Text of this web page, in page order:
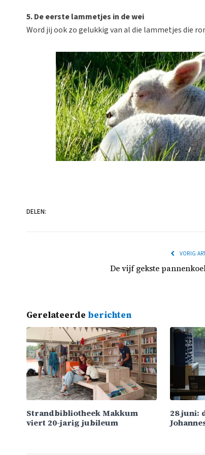
5. De eerste lammetjes in de wei
Word jij ook zo gelukkig van al die lammetjes die
DELEN:
VORIG
De vijf gekste
Gerelateerde berichten
Strandbibliotheek Makkum
viert 20-jarig jubileum
28 juni: